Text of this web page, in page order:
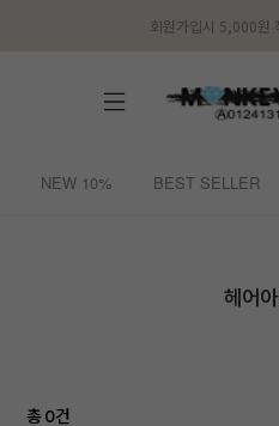
회원가입시 5,000원
NEW 10% BEST SELLER
헤어
총 0건